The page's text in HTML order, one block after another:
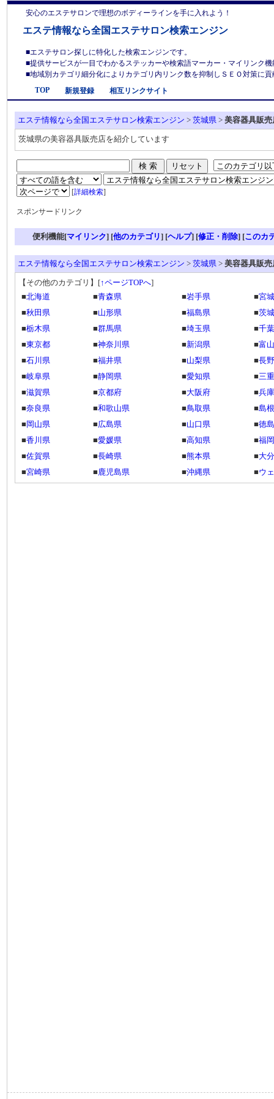
安心のエステサロンで理想のボディーラインを手に入れよう！
エステ情報なら全国エステサロン検索エンジン
■エステサロン探しに特化した検索エンジンです。
■提供サービスが一目でわかるステッカーや検索語マーカー・マイリンク
■地域別カテゴリ細分化によりカテゴリ内リンク数を抑制しＳＥＯ対策に
TOP
新規登録 相互リンクサイト
エステ情報なら全国エステサロン検索エンジン > 茨城県 > 美容器具販売
茨城県の美容器具販売店を紹介しています
[詳細検索]
スポンサードリンク
便利機能[マイリンク] [他のカテゴリ] [ヘルプ] [修正・削除] [このカ
エステ情報なら全国エステサロン検索エンジン > 茨城県 > 美容器具販売
【その他のカテゴリ】 [↑ページTOPへ]
■北海道 ■青森県 ■岩手県 ■宮
■秋田県 ■山形県 ■福島県 ■茨
■栃木県 ■群馬県 ■埼玉県 ■千
■東京都 ■神奈川県 ■新潟県 ■富
■石川県 ■福井県 ■山梨県 ■長
■岐阜県 ■静岡県 ■愛知県 ■三
■滋賀県 ■京都府 ■大阪府 ■兵
■奈良県 ■和歌山県 ■鳥取県 ■島
■ 岡山県 ■広島県 ■山口県 ■徳
■香川県 ■愛媛県 ■高知県 ■福
■佐賀県 ■長崎県 ■熊本県 ■大
■宮崎県 ■鹿児島県 ■沖縄県 ■ウ